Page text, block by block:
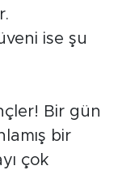
ise şu
Bir gün
bir
çok